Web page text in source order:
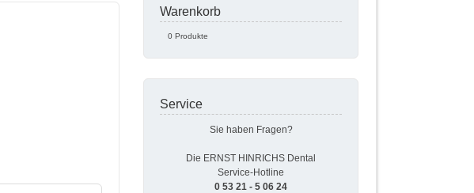
Warenkorb
0 Produkte
Service
Sie haben Fragen?
Die ERNST HINRICHS Dental
Service-Hotline
0 53 21 - 5 06 24